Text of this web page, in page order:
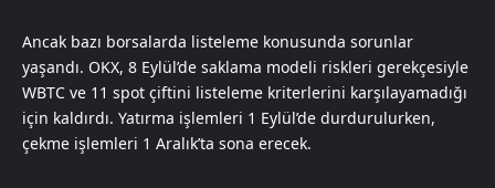
Ancak bazı borsalarda listeleme konusunda sorunlar
yaşandı. OKX, 8 Eylül’de saklama modeli riskleri gerekçesiyle
WBTC ve 11 spot çiftini listeleme kriterlerini karşılayamadığı
için kaldırdı. Yatırma işlemleri 1 Eylül’de durdurulurken,
çekme işlemleri 1 Aralık’ta sona erecek.